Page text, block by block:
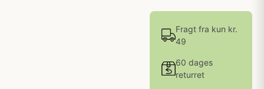
Fragt fra kun kr.
49
60 dages
returret